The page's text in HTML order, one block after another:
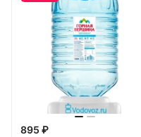
895 ₽